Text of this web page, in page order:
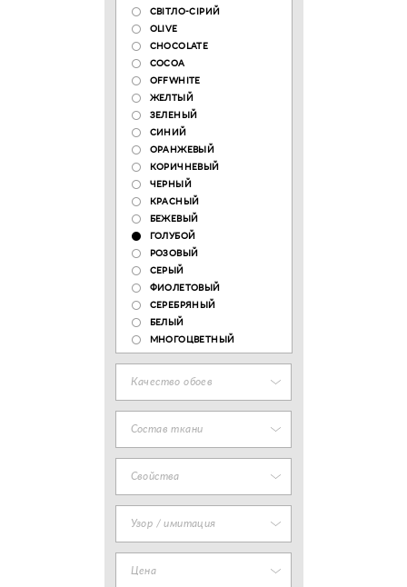
СВІТЛО-СІРИЙ
OLIVE
CHOCOLATE
COCOA
OFFWHITE
ЖЕЛТЫЙ
ЗЕЛЕНЫЙ
СИНИЙ
ОРАНЖЕВЫЙ
КОРИЧНЕВЫЙ
ЧЕРНЫЙ
КРАСНЫЙ
БЕЖЕВЫЙ
ГОЛУБОЙ
РОЗОВЫЙ
СЕРЫЙ
ФИОЛЕТОВЫЙ
СЕРЕБРЯНЫЙ
БЕЛЫЙ
МНОГОЦВЕТНЫЙ
Качество обоев
Состав ткани
Свойства
Узор / имитация
Цена